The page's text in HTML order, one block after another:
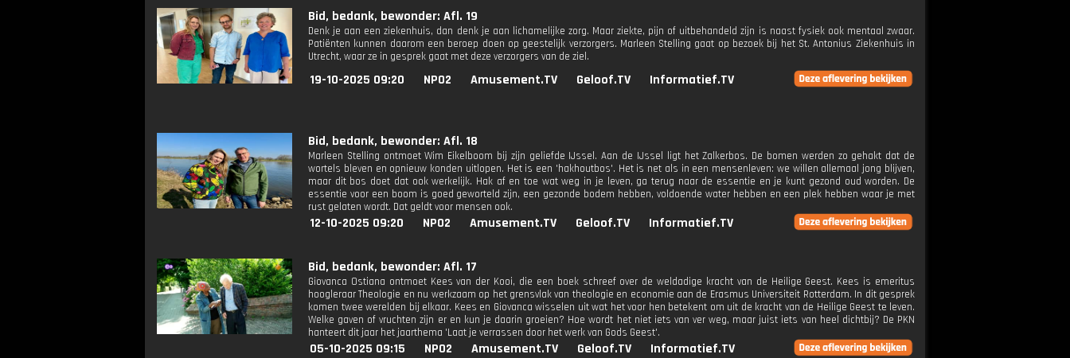
Bid, bedank, bewonder: Afl. 19
Denk je aan een ziekenhuis, dan denk je aan lichamelijke zorg. Maar ziekte, pijn of uitbehandeld zijn is naast fysiek ook mentaal zwaar.
Patiënten kunnen daarom een beroep doen op geestelijk verzorgers. Marleen Stelling gaat op bezoek bij het St. Antonius Ziekenhuis in
Utrecht, waar ze in gesprek gaat met deze verzorgers van de ziel.
19-10-2025 09:20 NPO2 Amusement.TV Geloof.TV Informatief.TV
Bid, bedank, bewonder: Afl. 18
Marleen Stelling ontmoet Wim Eikelboom bij zijn geliefde IJssel. Aan de IJssel ligt het Zalkerbos. De bomen werden zo gehakt dat de
wortels bleven en opnieuw konden uitlopen. Het is een 'hakhoutbos'. Het is net als in een mensenleven: we willen allemaal jong blijven,
maar dit bos doet dat ook werkelijk. Hak af en toe wat weg in je leven, ga terug naar de essentie en je kunt gezond oud worden. De
essentie voor een boom is goed geworteld zijn, een gezonde bodem hebben, voldoende water hebben en een plek hebben waar je met
rust gelaten wordt. Dat geldt voor mensen ook.
12-10-2025 09:20 NPO2 Amusement.TV Geloof.TV Informatief.TV
Bid, bedank, bewonder: Afl. 17
Giovanca Ostiana ontmoet Kees van der Kooi, die een boek schreef over de weldadige kracht van de Heilige Geest. Kees is emeritus
hoogleraar Theologie en nu werkzaam op het grensvlak van theologie en economie aan de Erasmus Universiteit Rotterdam. In dit gesprek
komen twee werelden bij elkaar. Kees en Giovanca wisselen uit wat het voor hen betekent om uit de kracht van de Heilige Geest te leven.
Welke gaven of vruchten zijn er en kun je daarin groeien? Hoe wordt het niet iets van ver weg, maar juist iets van heel dichtbij? De PKN
hanteert dit jaar het jaarthema 'Laat je verrassen door het werk van Gods Geest'.
05-10-2025 09:15 NPO2 Amusement.TV Geloof.TV Informatief.TV